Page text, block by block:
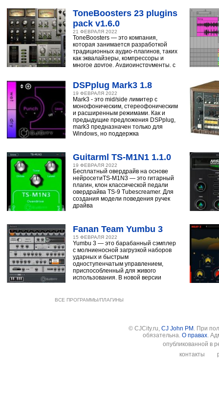
ToneBoosters 23 plugins
pack v1.6.0
21 ФЕВРАЛЯ 2022
ToneBoosters — это компания,
которая занимается разработкой
традиционных аудио-плагинов, таких
как эквалайзеры, компрессоры и
многое другое. Аудиоинструменты, с
DSPplug Mark3 1.8
19 ФЕВРАЛЯ 2022
Mark3 - это mid/side лимитер с
монофоническим, стереофоническим
и расширенным режимами. Как и
предыдущие предложения DSPplug,
mark3 предназначен только для
Windows, но поддержка
Guitarml TS-M1N1 1.1.0
19 ФЕВРАЛЯ 2022
Бесплатный овердрайв на основе
нейросетиTS-M1N3 — это гитарный
плагин, клон классической педали
овердрайва TS-9 Tubescreamer. Для
создания модели поведения ручек
драйва
Fanan Team Yumbu 3
15 ФЕВРАЛЯ 2022
Yumbu 3 — это барабанный сэмплер
с молниеносной загрузкой наборов
ударных и быстрым
одноступенчатым управлением,
приспособленный для живого
использования. В новой версии
ВСЕ ПРОГРАММЫ/ПЛАГИНЫ
© CJCity.ru, CJ John PM . При
обязательна. О правах.
опубликованной в
контакты